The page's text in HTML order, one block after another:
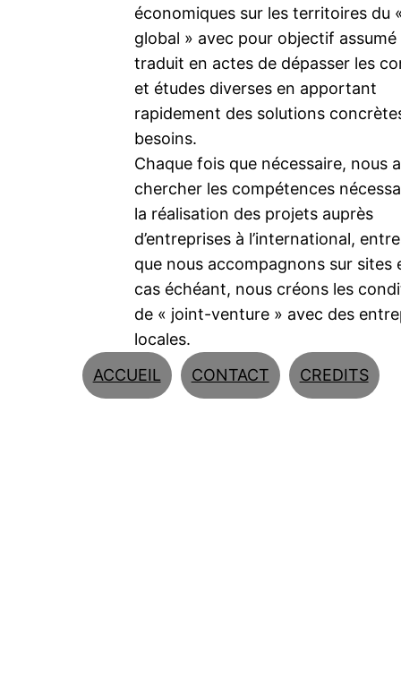
économiques sur les territoires du
global » avec pour objectif assumé
traduit en actes de dépasser les
et études diverses en apportant
rapidement des solutions
besoins.
Chaque fois que nécessaire, nous
chercher les compétences
la réalisation des projets auprès
d’entreprises à l’international,
que nous accompagnons sur sites
cas échéant, nous créons les
de « joint-venture » avec des
locales.
CREDITS
CONTACT
ACCUEIL